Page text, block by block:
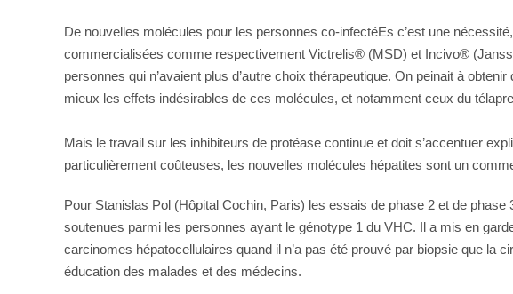
De nouvelles molécules pour les personnes co-infectéEs c’est une
commercialisées comme respectivement Victrelis® (MSD) et Incivo®
personnes qui n’avaient plus d’autre choix thérapeutique. On peinait à
mieux les effets indésirables de ces molécules, et notamment ceux du
Mais le travail sur les inhibiteurs de protéase continue et doit s’accentuer
particulièrement coûteuses, les nouvelles molécules hépatites sont un
Pour Stanislas Pol (Hôpital Cochin, Paris) les essais de phase 2 et de
soutenues parmi les personnes ayant le génotype 1 du VHC. Il a mis en
carcinomes hépatocellulaires quand il n’a pas été prouvé par biopsie que la
éducation des malades et des médecins.